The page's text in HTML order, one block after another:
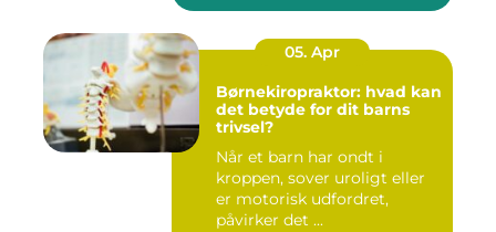
05. Apr
Børnekiropraktor: hvad kan
det betyde for dit barns
trivsel?
Når et barn har ondt i
kroppen, sover uroligt eller
er motorisk udfordret,
påvirker det ...